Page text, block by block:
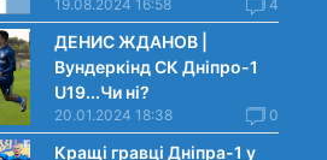
19.08.2024 16:58 4
ДЕНИС ЖДАНОВ |
Вундеркінд СК Дніпро-1
U19...Чи нi?
20.01.2024 18:38 0
Кращі гравці Дніпра-1 у